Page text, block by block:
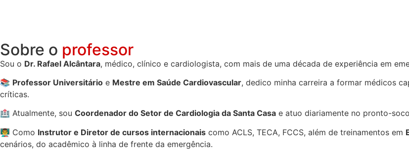
Sobre o professor
Sou o Dr. Rafael Alcântara, médico, clínico e cardiologista, com mais de uma década de experiência em
📚 Professor Universitário e Mestre em Saúde Cardiovascular, dedico minha carreira a formar médicos
críticas.
🏥 Atualmente, sou Coordenador do Setor de Cardiologia da Santa Casa e atuo diariamente no pronto-
👨‍🏫 Como Instrutor e Diretor de cursos internacionais como ACLS, TECA, FCCS, além de treinamentos em
cenários, do acadêmico à linha de frente da emergência.